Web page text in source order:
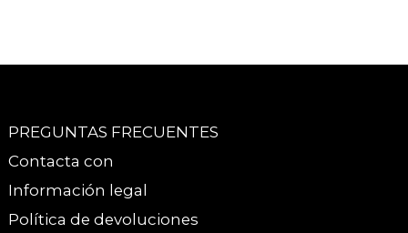
PREGUNTAS FRECUENTES
Contacta con
Información legal
Política de devoluciones